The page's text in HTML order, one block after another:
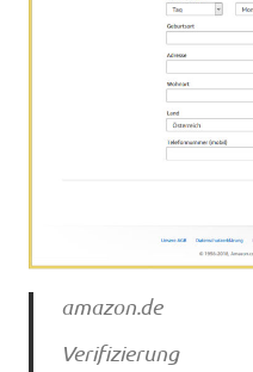
amazon.de
Verifizierung